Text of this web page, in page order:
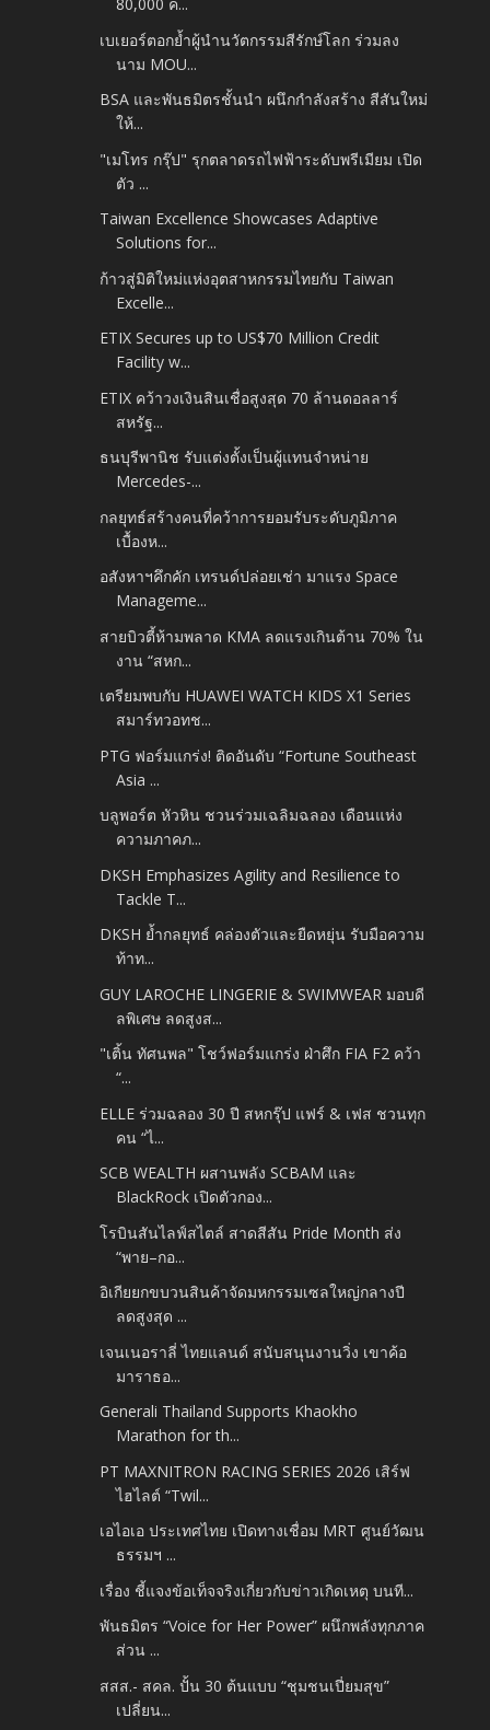
เบเยอร์ตอกย้ำผู้นำนวัตกรรมสีรักษ์โลก ร่วมลง
นาม MOU...
BSA และพันธมิตรชั้นนำ ผนึกกำลังสร้าง สีสันใหม่
ให้...
"เมโทร กรุ๊ป" รุกตลาดรถไฟฟ้าระดับพรีเมียม เปิด
ตัว ...
Taiwan Excellence Showcases Adaptive
Solutions for...
ก้าวสู่มิติใหม่แห่งอุตสาหกรรมไทยกับ Taiwan
Excelle...
ETIX Secures up to US$70 Million Credit
Facility w...
ETIX คว้าวงเงินสินเชื่อสูงสุด 70 ล้านดอลลาร์
สหรัฐ...
ธนบุรีพานิช รับแต่งตั้งเป็นผู้แทนจำหน่าย
Mercedes-...
กลยุทธ์สร้างคนที่คว้าการยอมรับระดับภูมิภาค
เบื้องห...
อสังหาฯคึกคัก เทรนด์ปล่อยเช่า มาแรง Space
Manageme...
สายบิวตี้ห้ามพลาด KMA ลดแรงเกินต้าน 70% ใน
งาน “สหก...
เตรียมพบกับ HUAWEI WATCH KIDS X1 Series
สมาร์ทวอทช...
PTG ฟอร์มแกร่ง! ติดอันดับ “Fortune Southeast
Asia ...
บลูพอร์ต หัวหิน ชวนร่วมเฉลิมฉลอง เดือนแห่ง
ความภาคภ...
DKSH Emphasizes Agility and Resilience to
Tackle T...
DKSH ย้ำกลยุทธ์ คล่องตัวและยืดหยุ่น รับมือความ
ท้าท...
GUY LAROCHE LINGERIE & SWIMWEAR มอบดี
ลพิเศษ ลดสูงส...
"เติ้น ทัศนพล" โชว์ฟอร์มแกร่ง ฝ่าศึก FIA F2 คว้า
“...
ELLE ร่วมฉลอง 30 ปี สหกรุ๊ป แฟร์ & เฟส ชวนทุก
คน “ไ...
SCB WEALTH ผสานพลัง SCBAM และ
BlackRock เปิดตัวกอง...
โรบินสันไลฟ์สไตล์ สาดสีสัน Pride Month ส่ง
“พาย–กอ...
อิเกียยกขบวนสินค้าจัดมหกรรมเซลใหญ่กลางปี
ลดสูงสุด ...
เจนเนอราลี่ ไทยแลนด์ สนับสนุนงานวิ่ง เขาค้อ
มาราธอ...
Generali Thailand Supports Khaokho
Marathon for th...
PT MAXNITRON RACING SERIES 2026 เสิร์ฟ
ไฮไลต์ “Twil...
เอไอเอ ประเทศไทย เปิดทางเชื่อม MRT ศูนย์วัฒน
ธรรมฯ ...
เรื่อง ชี้แจงข้อเท็จจริงเกี่ยวกับข่าวเกิดเหตุ บนที...
พันธมิตร “Voice for Her Power” ผนึกพลังทุกภาค
ส่วน ...
สสส.- สคล. ปั้น 30 ต้นแบบ “ชุมชนเปี่ยมสุข”
เปลี่ยน...